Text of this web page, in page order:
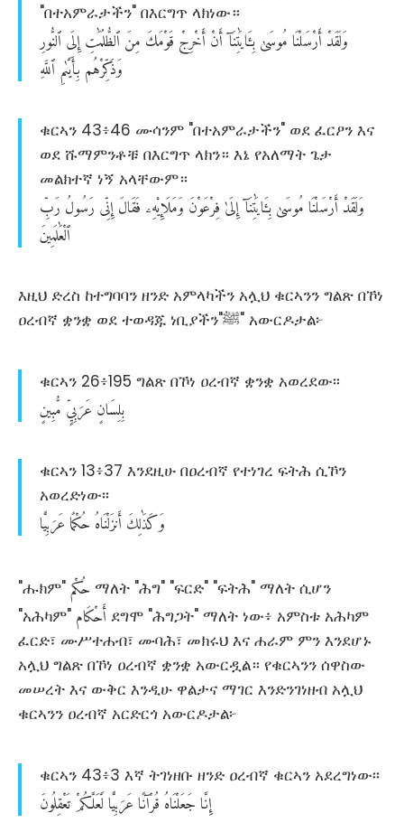
"በተአምራታችን" በእርግጥ ላክነው።
وَلَقَدْأَرْسَلْنَامُوسَىٰبِـَٔايَٰتِنَآأَنْأَخْرِجْقَوْمَكَمِنَٱلظُّلُمَٰتِإِلَىٱلنُّورِ
وَذَكِّرْهُمبِأَيَّىٰمِٱللَّهِ
ቁርኣን 43፥46 ሙሳንም "በተአምራታችን" ወደ ፈርዖን እና
ወደ ሹማምንቶቹ በእርግጥ ላክን። እኔ የአለማት ጌታ
መልክተኛ ነኝ አላቸውም።
وَلَقَدْأَرْسَلْنَامُوسَىٰبِـَٔايَٰتِنَآإِلَىٰفِرْعَوْنَوَمَلَإِي۟هِۦفَقَالَإِنِّىرَسُولُرَبِّ
ٱلْعَٰلَمِينَ
እዚህ ድረስ ከተግባባን ዘንድ አምላካችን አሏህ ቁርኣንን ግልጽ በኾነ
ዐረብኛ ቋንቋ ወደ ተወዳጁ ነቢያችን"ﷺ" አውርዶታል፦
ቁርኣን 26፥195 ግልጽ በኾነ ዐረብኛ ቋንቋ አወረደው፡፡
بِلِسَانٍعَرَبِيٍّمُّبِينٍ
ቁርኣን 13፥37 እንደዚሁ በዐረብኛ የተነገረ ፍትሕ ሲኾን
አወረድነው፡፡
وَكَذَٰلِكَأَنزَلْنَاهُحُكْمًاعَرَبِيًّا
"ሑክም" حُكْم ማለት "ሕግ" "ፍርድ" "ፍትሕ" ማለት ሲሆን
"አሕካም" أَحْكَام ‎ ደግሞ "ሕግጋት" ማለት ነው፥ አምስቱ አሕካም
ፈርድ፣ ሙሥተሐብ፣ ሙባሕ፣ መክሩህ እና ሐራም ምን እንደሆኑ
አሏህ ግልጽ በኾነ ዐረብኛ ቋንቋ አውርዷል። የቁርኣንን ሰዋስው
መሠረት እና ውቅር እንዲሁ ዋልታና ማገር እንድንገነዘብ አሏህ
ቁርኣንን ዐረብኛ አርድርጎ አውርዶታል፦
ቁርኣን 43፥3 እኛ ትገነዘቡ ዘንድ ዐረብኛ ቁርኣን አደረግነው፡፡
إِنَّاجَعَلْنَاهُقُرْآنًاعَرَبِيًّالَّعَلَّكُمْتَعْقِلُونَ